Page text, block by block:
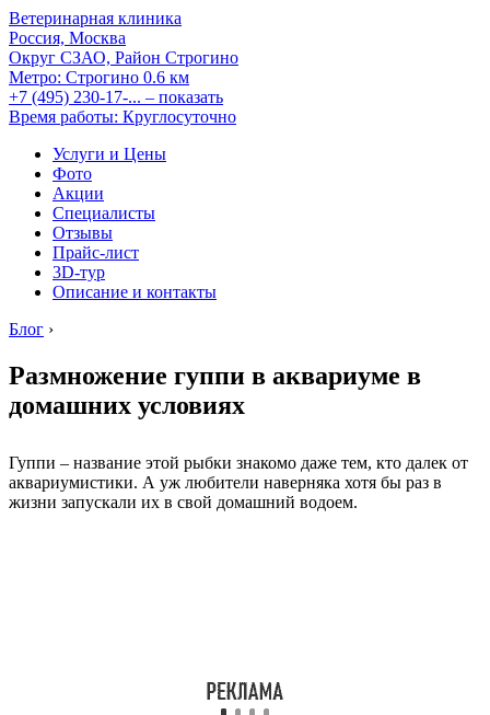
Ветеринарная клиника
Россия, Москва
Округ СЗАО, Район Строгино
Метро: Строгино 0.6 км
+7 (495) 230-17-... – показать
Время работы: Круглосуточно
Услуги и Цены
Фото
Акции
Специалисты
Отзывы
Прайс-лист
3D-тур
Описание и контакты
Блог ›
Размножение гуппи в аквариуме в
домашних условиях
Гуппи – название этой рыбки знакомо даже тем, кто далек от
аквариумистики. А уж любители наверняка хотя бы раз в
жизни запускали их в свой домашний водоем.